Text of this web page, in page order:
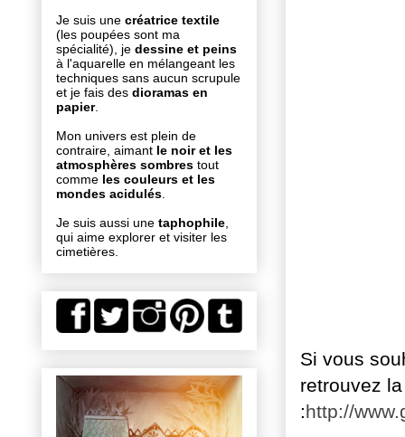
Si vous
retrouvez
:http://
Je suis une créatrice textile
(les poupées sont ma
spécialité), je dessine et peins
à l'aquarelle en mélangeant les
techniques sans aucun scrupule
et je fais des dioramas en
papier.
Mon univers est plein de
contraire, aimant le noir et les
atmosphères sombres tout
comme les couleurs et les
mondes acidulés
Je suis aussi une taphophile
qui aime explorer et visiter les
cimetières.